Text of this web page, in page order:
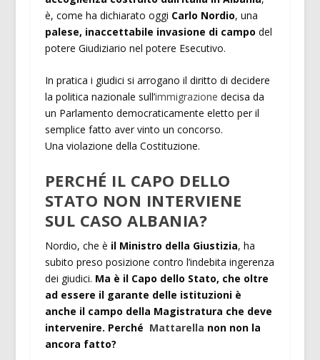
è, come ha dichiarato oggi Carlo Nordio, una
palese, inaccettabile invasione di campo del
potere Giudiziario nel potere Esecutivo.
In pratica i giudici si arrogano il diritto di decidere
la politica nazionale sull’immigrazione decisa da
un Parlamento democraticamente eletto per il
semplice fatto aver vinto un concorso.
Una violazione della Costituzione.
PERCHÉ IL CAPO DELLO
STATO NON INTERVIENE
SUL CASO ALBANIA?
Nordio, che è il Ministro della Giustizia, ha
subito preso posizione contro l’indebita ingerenza
dei giudici. Ma è il Capo dello Stato, che oltre
ad essere il garante delle istituzioni è
anche il campo della Magistratura che deve
intervenire. Perché Mattarella non non la
ancora fatto?